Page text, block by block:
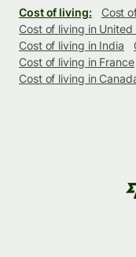
Cost of living:
Cost
Cost of living in United
Cost of living in India
Cost of living in France
Cost of living in